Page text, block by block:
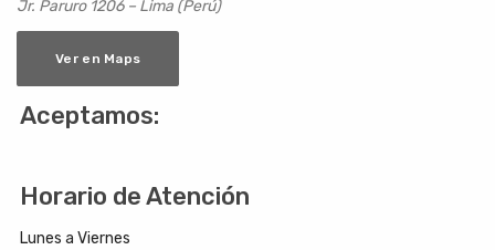
Jr. Paruro 1206 – Lima (Perú)
Ver en Maps
Aceptamos:
Horario de Atención
Lunes a Viernes